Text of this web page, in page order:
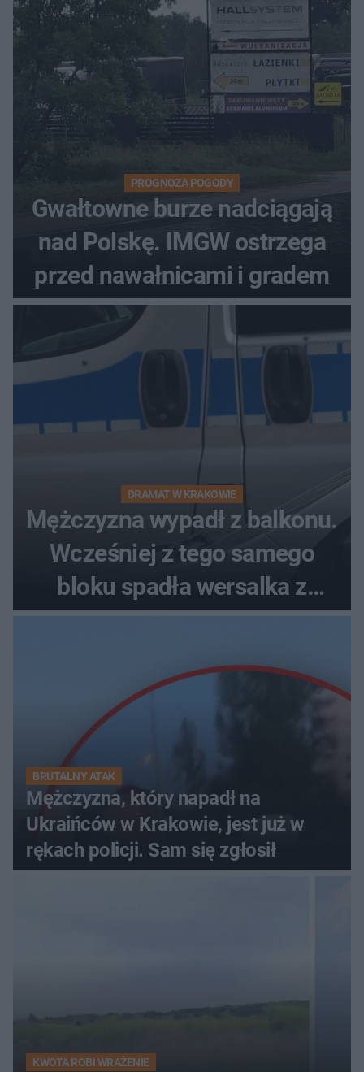
PROGNOZA POGODY
Gwałtowne burze nadciągają
nad Polskę. IMGW ostrzega
przed nawałnicami i gradem
DRAMAT W KRAKOWIE
Mężczyzna wypadł z balkonu.
Wcześniej z tego samego
bloku spadła wersalka z
pościelą
BRUTALNY ATAK
Mężczyzna, który napadł na
Ukraińców w Krakowie, jest już w
rękach policji. Sam się zgłosił
KWOTA ROBI WRAŻENIE